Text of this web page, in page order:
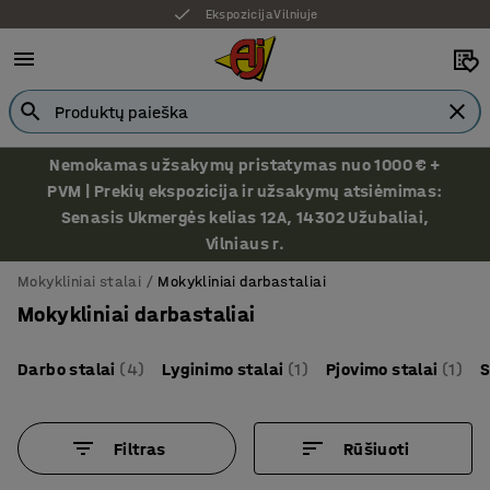
Ekspozicija Vilniuje
Nemokamas užsakymų pristatymas nuo 1000 € +
PVM | Prekių ekspozicija ir užsakymų atsiėmimas:
Senasis Ukmergės kelias 12A, 14302 Užubaliai,
Vilniaus r.
Mokykliniai stalai Mokykliniai darbastaliai
Mokykliniai darbastaliai
Darbo stalai (4) Lyginimo stalai (1) Pjovimo stalai (1)
Filtras Rūšiuoti